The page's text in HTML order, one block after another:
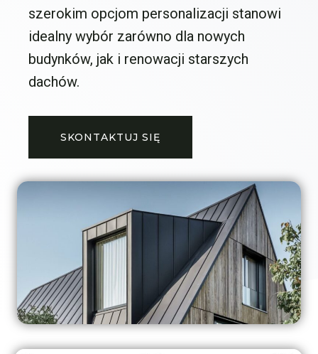
szerokim opcjom personalizacji stanowi
idealny wybór zarówno dla nowych
budynków, jak i renowacji starszych
dachów.
SKONTAKTUJ SIĘ